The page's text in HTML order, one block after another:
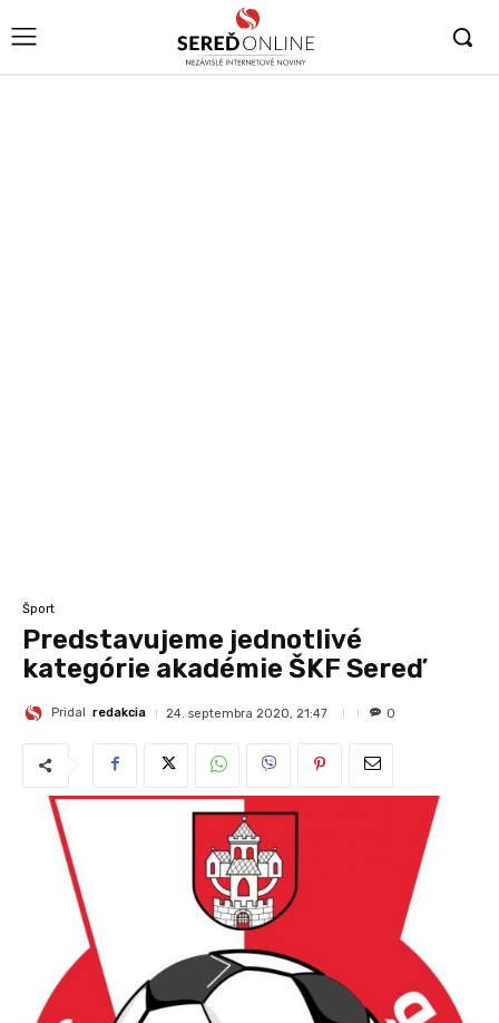
Šport
Predstavujeme jednotlivé
kategórie akadémie ŠKF Sereď
Pridal redakcia 24. septembra 2020, 21:47 0